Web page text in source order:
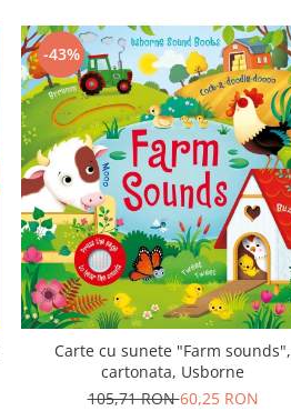
-43%
Carte cu sunete "Farm sounds",
cartonata, Usborne
105,71 RON60,25 RON